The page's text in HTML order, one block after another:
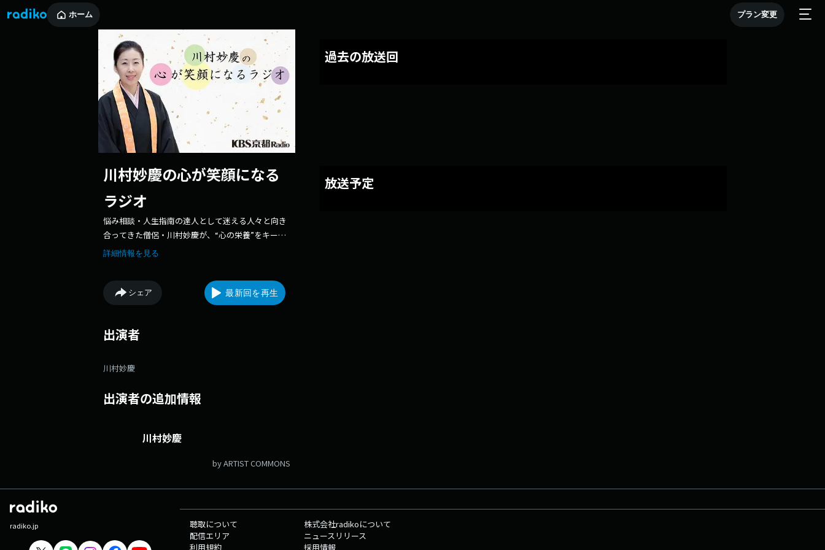
ホーム プラン変更
川村妙慶の心が笑顔になる
ラジオ
悩み相談・人生指南の達人として迷える人々と向き
合ってきた僧侶・川村妙慶が、“心の栄養”をキーワ
ードに、さまざまなお話・エピソードを通して、ま
詳細情報を見る
シェア 最新回を再生
過去の放送回
放送予定
出演者
川村妙慶
出演者の追加情報
川村妙慶
by ARTIST COMMONS
radiko.jp
聴取について
配信エリア
利用規約
株式会社radikoについて
ニュースリリース
採用情報